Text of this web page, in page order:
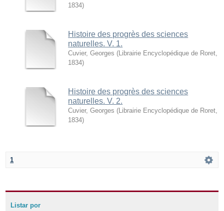
1834)
Histoire des progrès des sciences
naturelles. V. 1.
Cuvier, Georges ( Librairie Encyclopédique de Roret
1834)
Histoire des progrès des sciences
naturelles. V. 2.
Cuvier, Georges ( Librairie Encyclopédique de Roret
1834)
1
Listar por